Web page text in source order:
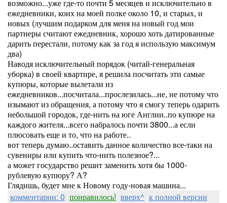
возможно...уже где-то почти 5 месяцев и исключительно в
ежедневники, коих на моей полке около 10, и старых, и
новых (лучшим подарком для меня на новый год мои
партнеры считают ежедневник, хорошо хоть датированные
дарить перестали, потому как за год я использую максимум
два)
Наводя исключительный порядок (читай-генеральная
уборка) в своей квартире, я решила посчитать эти самые
купюры, которые вылетали из
ежедневников...посчитала...прослезилась...не, не потому что
изымают из обращения, а потому что я смогу теперь одарить
небольшой городок, где-нить на юге Англии..по купюре на
каждого жителя...всего набралось почти 3800...а если
плюсовать еще и то, что на работе..
вот теперь думаю..оставить данное количество все-таки на
сувениры или купить что-нить полезное?...
а может государство решит заменить хотя бы 1000-
рублевую купюру? А?
Глядишь, будет мне к Новому году-новая машина...
комментарии: 0 понравилось! вверх^ к полной версии